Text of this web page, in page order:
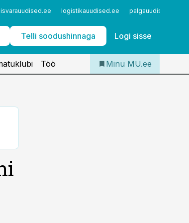
logistikauudised.ee palgauudised.ee
Telli soodushinnaga Logi sisse
Iseteenindus
Telli Meditsiiniuudised
Töö Minu MU.ee